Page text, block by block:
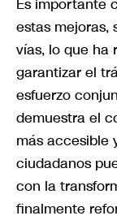
Es importante
estas mejoras,
vías, lo que ha
garantizar el
esfuerzo
demuestra el
más accesible
ciudadanos
con la
finalmente